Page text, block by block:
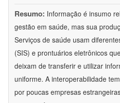
Resumo: Informação é insumo
gestão em saúde, mas sua
Serviços de saúde usam
(SIS) e prontuários eletrônicos
deixam de transferir e utilizar
uniforme. A interoperabilidade
por poucas empresas